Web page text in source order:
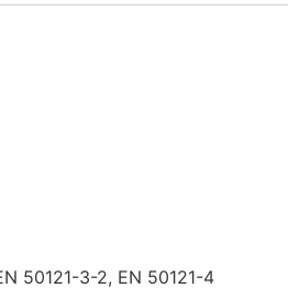
50121-3-2, EN 50121-4